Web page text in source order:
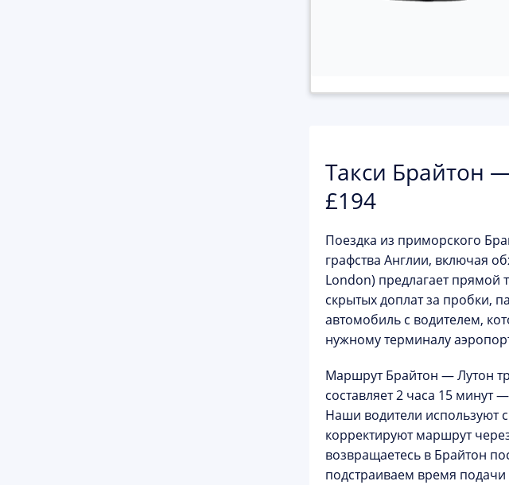
Такси Брайтон
£194
Поездка из приморского
графства Англии, включая
London) предлагает прямой
скрытых доплат за пробки,
автомобиль с водителем,
нужному терминалу
МаршрутБрайтон — Лутон
составляет 2 часа 15 минут
Наши водители используют
корректируют маршрут
возвращаетесь в Брайтон
подстраиваем время